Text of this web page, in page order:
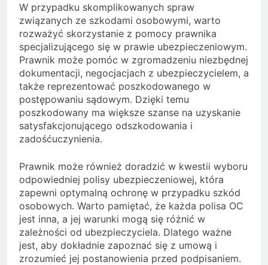
W przypadku skomplikowanych spraw
związanych ze szkodami osobowymi, warto
rozważyć skorzystanie z pomocy prawnika
specjalizującego się w prawie ubezpieczeniowym.
Prawnik może pomóc w zgromadzeniu niezbędnej
dokumentacji, negocjacjach z ubezpieczycielem, a
także reprezentować poszkodowanego w
postępowaniu sądowym. Dzięki temu
poszkodowany ma większe szanse na uzyskanie
satysfakcjonującego odszkodowania i
zadośćuczynienia.
Prawnik może również doradzić w kwestii wyboru
odpowiedniej polisy ubezpieczeniowej, która
zapewni optymalną ochronę w przypadku szkód
osobowych. Warto pamiętać, że każda polisa OC
jest inna, a jej warunki mogą się różnić w
zależności od ubezpieczyciela. Dlatego ważne
jest, aby dokładnie zapoznać się z umową i
zrozumieć jej postanowienia przed podpisaniem.